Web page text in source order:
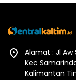
Alamat : Jl Aw
Kec
Kalimantan